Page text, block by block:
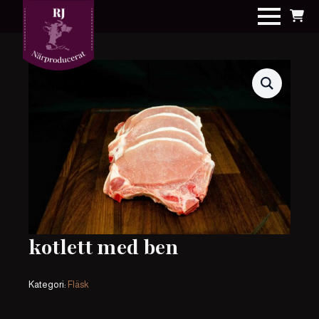
kotlett med ben
Kategori: Fläsk